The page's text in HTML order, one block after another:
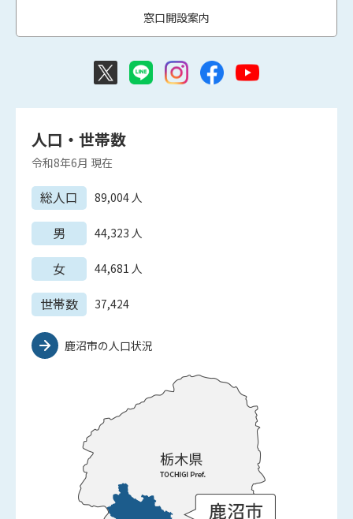
窓口開設案内
人口・世帯数
令和8年6月 現在
総人口 89,004人
男 44,323 人
女 44,681 人
世帯数 37,424
鹿沼市の人口状況